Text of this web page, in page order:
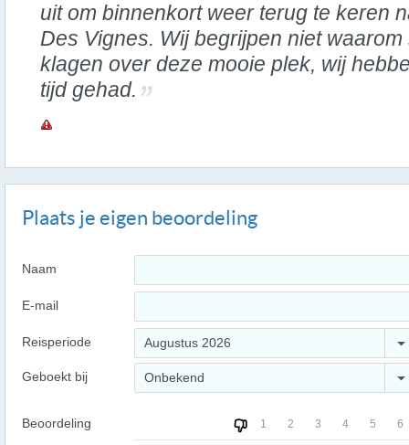
uit om binnenkort weer terug te keren
Des Vignes. Wij begrijpen niet
klagen over deze mooie plek, wij
tijd gehad.
Plaats je eigen beoordeling
Naam
E-mail
Reisperiode Augustus 2026
Geboekt bij Onbekend
Beoordeling 1 2 3 4 5 6